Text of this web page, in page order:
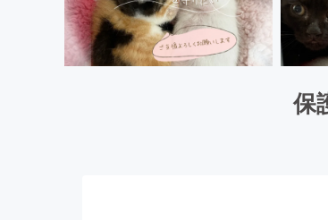
保